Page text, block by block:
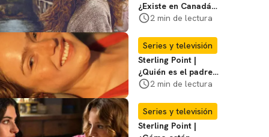
¿Existe en Canadá
la isla de la que
Entérate
2 min de lectura
Series y televisión
Sterling Point |
¿Quién es el padre
biológico de
decimos
2 min de lectura
Series y televisión
Sterling Point |